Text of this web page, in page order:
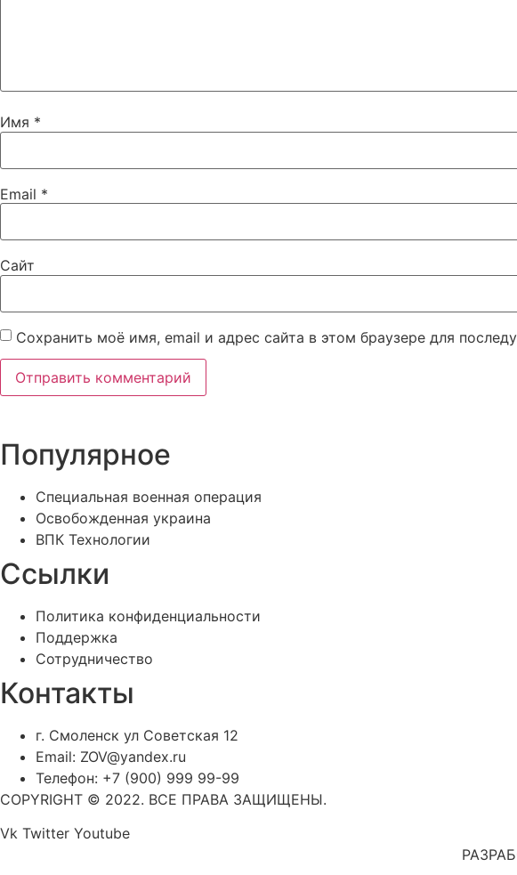
Имя *
Email *
Сайт
Сохранить моё имя, email и адрес сайта в этом браузере для
Популярное
Специальная военная операция
Освобожденная украина
ВПК Технологии
Ссылки
Политика конфиденциальности
Поддержка
Сотрудничество
Контакты
г. Смоленск ул Советская 12
Email: ZOV@yandex.ru
Телефон: +7 (900) 999 99-99
COPYRIGHT © 2022. ВСЕ ПРАВА ЗАЩИЩЕНЫ.
Vk Twitter Youtube